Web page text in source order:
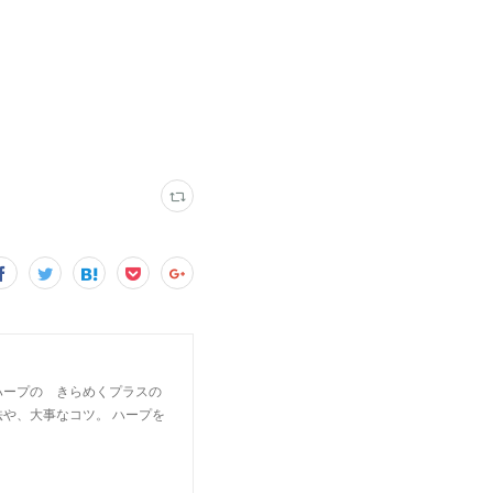
プの きらめくプラスの
、大事なコツ。 ハープを